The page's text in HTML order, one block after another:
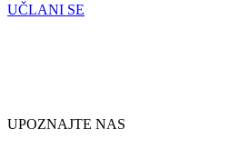
UČLANI SE
UPOZNAJTE NAS